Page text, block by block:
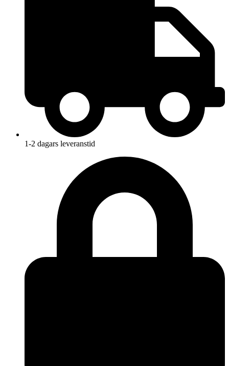
1-2 dagars leveranstid